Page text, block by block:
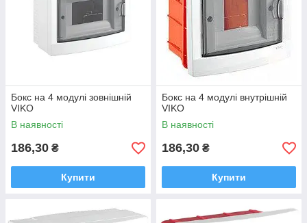
Бокс на 4 модулі зовнішній
VIKO
В наявності
186,30 ₴
Купити
Бокс на 4 модулі внутрішній
VIKO
В наявності
186,30 ₴
Купити